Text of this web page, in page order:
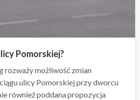
Pomorskiej?
rozważy możliwość zmian
ulicy Pomorskiej przy dworcu
również poddana propozycja